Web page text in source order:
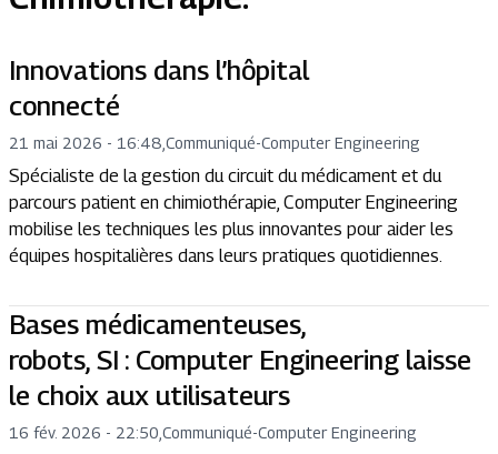
Innovations dans l’hôpital
connecté
21 mai 2026 - 16:48 Communiqué-Computer Engineering
Spécialiste de la gestion du circuit du médicament et du
parcours patient en chimiothérapie, Computer Engineering
mobilise les techniques les plus innovantes pour aider les
équipes hospitalières dans leurs pratiques quotidiennes.
Bases médicamenteuses,
robots, SI : Computer Engineering laisse
le choix aux utilisateurs
16 fév. 2026 - 22:50 Communiqué-Computer Engineering